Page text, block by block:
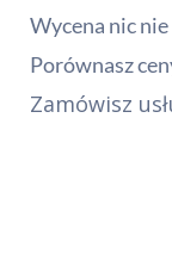
Wycena nic
Porównasz
Zamówisz